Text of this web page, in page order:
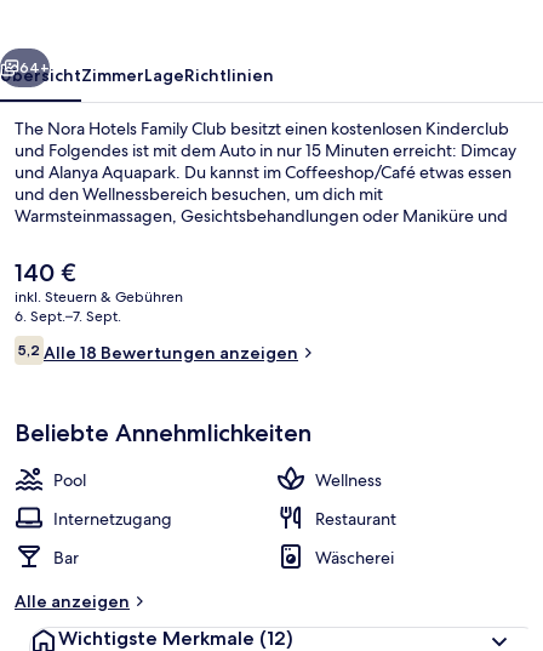
Weiter
64+
ÜbersichtZimmerLageRichtlinien
The Nora Hotels Family Club besitzt einen kostenlosen Kinderclub
und Folgendes ist mit dem Auto in nur 15 Minuten erreicht: Dimcay
und Alanya Aquapark. Du kannst im Coffeeshop/Café etwas essen
und den Wellnessbereich besuchen, um dich mit
Warmsteinmassagen, Gesichtsbehandlungen oder Maniküre und
Bars/Lounges, eine Strandbar und ein Außenpool (je nach Saison
geöffnet).
Der
aktuelle
Preis
beträgt
140 €.
140 €
inkl. Steuern & Gebühren
6. Sept.–7. Sept.
Bewertungen
5,25,2 von 10.
Alle 18 Bewertungen anzeigen
Beliebte Annehmlichkeiten
Pool
Wellness
Internetzugang
Restaurant
Bar
Wäscherei
Alle anzeigen
Wichtigste Merkmale (12)